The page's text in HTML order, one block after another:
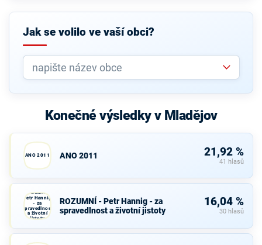
Jak se volilo ve vaší obci?
Konečné výsledky v Mladějov
ANO 2011 ANO 2011 21,92 %
41 hlasů
ROZUMNÍ -
Petr Hannig
- za
spravedlnost
a životní
jistoty
ROZUMNÍ - Petr Hannig - za
spravedlnost a životní jistoty
16,04 %
30 hlasů